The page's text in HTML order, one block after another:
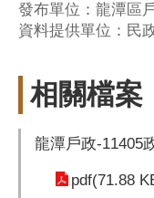
發布單位：龍潭區
資料提供單位：民
相關檔案
龍潭戶政-11405
pdf(71.88